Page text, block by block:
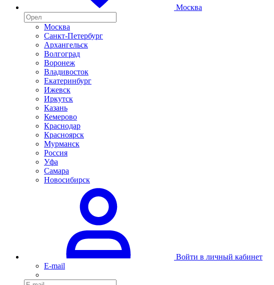
Москва
Москва
Санкт-Петербург
Архангельск
Волгоград
Воронеж
Владивосток
Екатеринбург
Ижевск
Иркутск
Казань
Кемерово
Краснодар
Красноярск
Мурманск
Россия
Уфа
Самара
Новосибирск
Войти в личный кабинет
E-mail